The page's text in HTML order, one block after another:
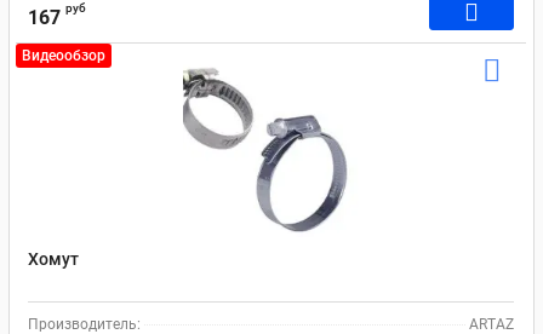
167 руб
Видеообзор
Хомут
Производитель:
ARTAZ